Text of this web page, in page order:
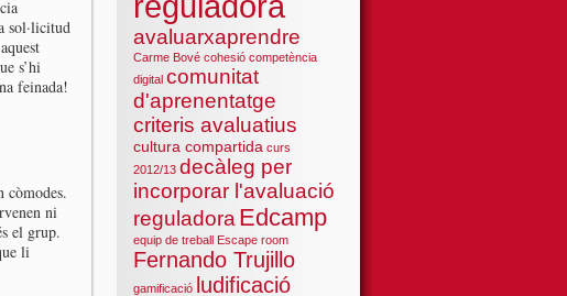
sol·licitud
s’hi
feinada!
còmodes.
ni
el grup.
li
avaluarxaprendre
Carme Bové cohesió competència
digital comunitat
d'aprenentatge
criteris avaluatius
cultura compartida curs
2012/13 decàleg per
incorporar l'avaluació
reguladora Edcamp
equip de treball Escape room
Fernando Trujillo
gamificació ludificació